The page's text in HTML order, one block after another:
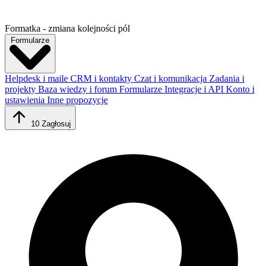
Formatka - zmiana kolejności pól
Formularze
Helpdesk i maile CRM i kontakty Czat i komunikacja Zadania i
projekty Baza wiedzy i forum Formularze Integracje i API Konto i
ustawienia Inne propozycje
10 Zagłosuj